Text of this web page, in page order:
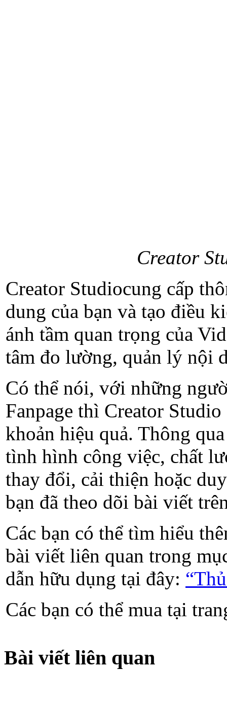
Creator
Creator Studiocung cấp
dung của bạn và tạo điều
ánh tầm quan trọng của
tâm đo lường, quản lý nội
Có thể nói, với những
Fanpage thì Creator
khoản hiệu quả. Thông
tình hình công việc, chất
thay đổi, cải thiện hoặc
bạn đã theo dõi bài viết
Các bạn có thể tìm hiểu
bài viết liên quan trong
dẫn hữu dụng tại đây:
Các bạn có thể mua tại
Bài viết liên quan